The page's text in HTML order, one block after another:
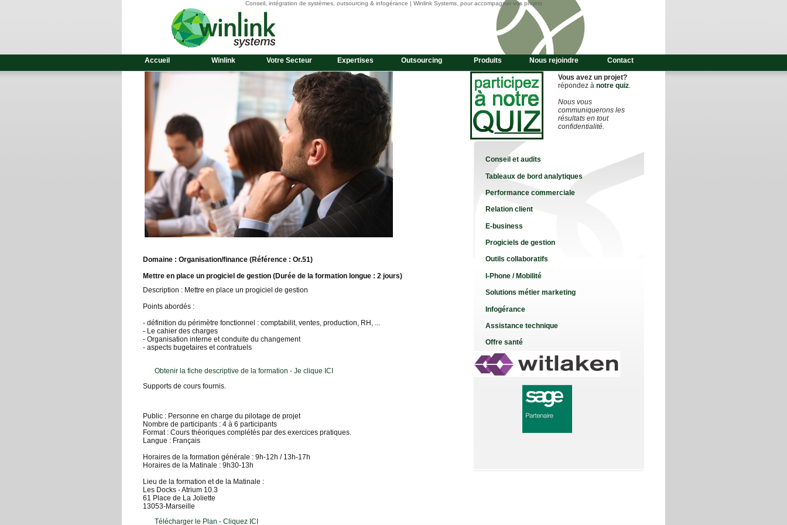
Conseil, intégration de systèmes, outsourcing & infogérance | Winlink Systems, pour accompagner vos projets
Accueil Winlink Votre Secteur Expertises Outsourcing Produits Nous rejoindre Contact
Domaine : Organisation/finance (Référence : Or.51)
Mettre en place un progiciel de gestion (Durée de la formation longue : 2 jours)
Description : Mettre en place un progiciel de gestion
Points abordés :
- définition du périmètre fonctionnel : comptabilit, ventes, production, RH, ...
- Le cahier des charges
- Organisation interne et conduite du changement
- aspects bugetaires et contratuels
Obtenir la fiche descriptive de la formation - Je clique ICI
Supports de cours fournis.
Public : Personne en charge du pilotage de projet
Nombre de participants : 4 à 6 participants
Format : Cours théoriques complétés par des exercices pratiques.
Langue : Français
Horaires de la formation générale : 9h-12h / 13h-17h
Horaires de la Matinale : 9h30-13h
Lieu de la formation et de la Matinale :
Les Docks - Atrium 10.3
61 Place de La Joliette
13053-Marseille
Télécharger le Plan - Cliquez ICI
Vous avez un projet?
répondez à notre quiz.
Nous vous
communiquerons les
résultats en tout
confidentialité.
Conseil et audits
Tableaux de bord analytiques
Performance commerciale
Relation client
E-business
Progiciels de gestion
Outils collaboratifs
I-Phone / Mobilité
Solutions métier marketing
Infogérance
Assistance technique
Offre santé